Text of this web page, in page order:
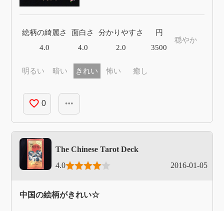
絵柄の綺麗さ
4.0
面白さ
4.0
分かりやすさ
2.0
円
3500
穏やか
明るい 暗い きれい 怖い 癒し
favorite_border 0 more_horiz
The Chinese Tarot Deck
4.0
2016-01-05
中国の絵柄がきれい☆